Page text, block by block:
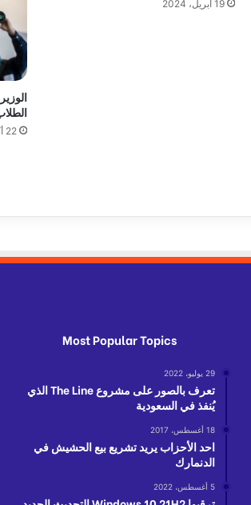
ب
ل
ت
19 أبريل، 2024
22 أكتوبر، 2023
Most Popular Topics
29 يوليو، 2022
تعرف بالصور على مشروع The Line الذي
يُنفذ في السعودية
18 أغسطس، 2017
احد الأحزاب يريد تشريع بيع الحشيش في
الدنمارك
5 أغسطس، 2022